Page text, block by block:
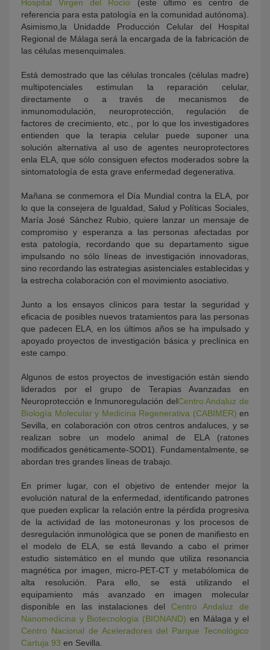
Hospital Virgen del Rocío (este último es centro de
referencia para esta patología en la comunidad autónoma).
Asimismo,la Unidadde Producción Celular del Hospital
Regional de Málaga será la encargada de la fabricación de
las células mesenquimales.
Está demostrado que las células troncales (células madre)
multipotenciales estimulan la reparación celular,
directamente o a través de mecanismos de
inmunomodulación, neuroprotección, regulación de
factores de crecimiento, etc., por lo que los investigadores
entienden que la terapia celular puede suponer una
solución alternativa al uso de agentes neuroprotectores
enla ELA, que sólo consiguen efectos moderados sobre la
sintomatología de esta grave enfermedad degenerativa.
Mañana se conmemora el Día Mundial contra la ELA, por
lo que la consejera de Igualdad, Salud y Políticas Sociales,
María José Sánchez Rubio, quiere lanzar un mensaje de
compromiso y esperanza a las personas afectadas por
esta patología, recordando que su departamento sigue
impulsando no sólo líneas de investigación innovadoras,
sino recordando las estrategias asistenciales establecidas y
la estrecha colaboración con el movimiento asociativo.
Junto a los ensayos clínicos para testar la seguridad y
eficacia de posibles nuevos tratamientos para las personas
que padecen ELA, en los últimos años se ha impulsado y
apoyado proyectos de investigación básica y preclínica en
este campo.
Algunos de estos proyectos de investigación están siendo
liderados por el grupo de Terapias Avanzadas en
Neuroprotección e Inmunoregulación delCentro Andaluz de
Biología Molecular y Medicina Regenerativa (CABIMER) en
Sevilla, en colaboración con otros centros andaluces, y se
realizan sobre un modelo animal de ELA (ratones
modificados genéticamente-SOD1). Fundamentalmente, se
abordan tres grandes líneas de trabajo.
En primer lugar, con el objetivo de entender mejor la
evolución natural de la enfermedad, identificando patrones
que pueden explicar la relación entre la pérdida progresiva
de la actividad de las motoneuronas y los procesos de
desregulación inmunológica que se ponen de manifiesto en
el modelo de ELA, se está llevando a cabo el primer
estudio sistemático en el mundo que utiliza resonancia
magnética por imagen, micro-PET-CT y metabólomica de
alta resolución. Para ello, se está utilizando el
equipamiento más avanzado en imagen molecular
disponible en las instalaciones del Centro Andaluz de
Nanomedicina y Biotecnología (BIONAND) en Málaga y el
Centro Nacional de Aceleradores del Parque Tecnológico
Cartuja 93 en Sevilla.